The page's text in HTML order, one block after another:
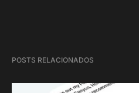
POSTS RELACIONADOS